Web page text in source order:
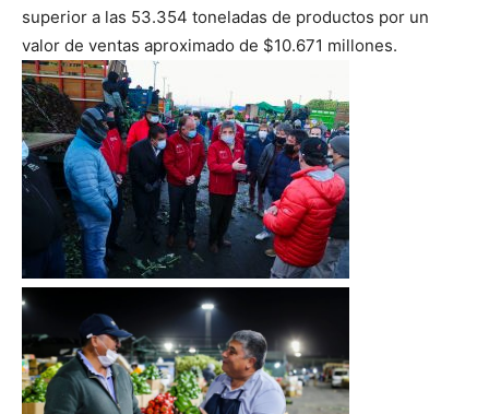
superior a las 53.354 toneladas de productos por un
valor de ventas aproximado de $10.671 millones.